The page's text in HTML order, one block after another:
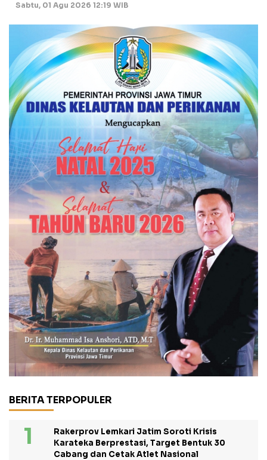
Sabtu, 01 Agu 2026 12:19 WIB
BERITA TERPOPULER
Rakerprov Lemkari Jatim Soroti Krisis
Karateka Berprestasi, Target Bentuk 30
Cabang dan Cetak Atlet Nasional